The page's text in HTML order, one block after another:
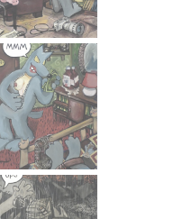
korištenje gradske
razini, logotipovi
vizualno agresivnih
prostor suvremenog
projekt stoji kritika
samo takvim bila bi
trenutak u kojem
nečija reklama, bez
kojoj smo svi